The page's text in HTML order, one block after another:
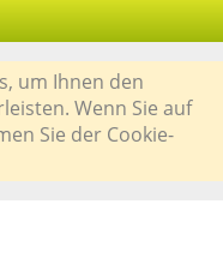
um Ihnen den
Wenn Sie auf
Sie der Cookie-